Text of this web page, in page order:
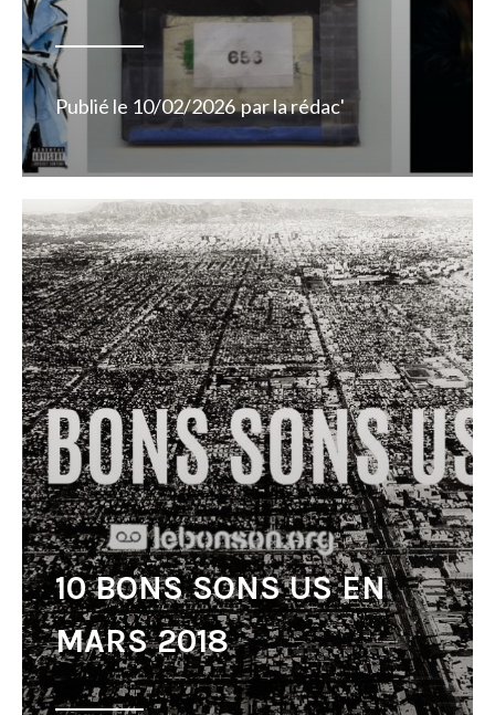
Publié le 10/02/2026 parla rédac'
10 BONS SONS US EN
MARS 2018